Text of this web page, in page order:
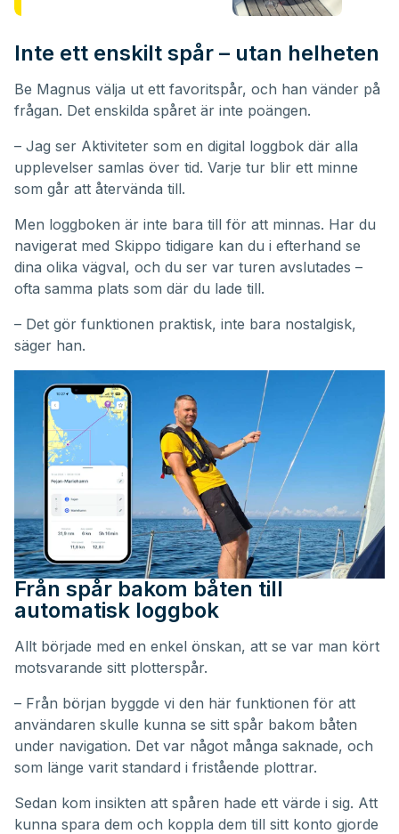
Inte ett enskilt spår – utan helheten
Be Magnus välja ut ett favoritspår, och han vänder på
frågan. Det enskilda spåret är inte poängen.
– Jag ser Aktiviteter som en digital loggbok där alla
upplevelser samlas över tid. Varje tur blir ett minne
som går att återvända till.
Men loggboken är inte bara till för att minnas. Har du
navigerat med Skippo tidigare kan du i efterhand se
dina olika vägval, och du ser var turen avslutades –
ofta samma plats som där du lade till.
– Det gör funktionen praktisk, inte bara nostalgisk,
säger han.
Från spår bakom båten till
automatisk loggbok
Allt började med en enkel önskan, att se var man kört
motsvarande sitt plotterspår.
– Från början byggde vi den här funktionen för att
användaren skulle kunna se sitt spår bakom båten
under navigation. Det var något många saknade, och
som länge varit standard i fristående plottrar.
Sedan kom insikten att spåren hade ett värde i sig. Att
kunna spara dem och koppla dem till sitt konto gjorde